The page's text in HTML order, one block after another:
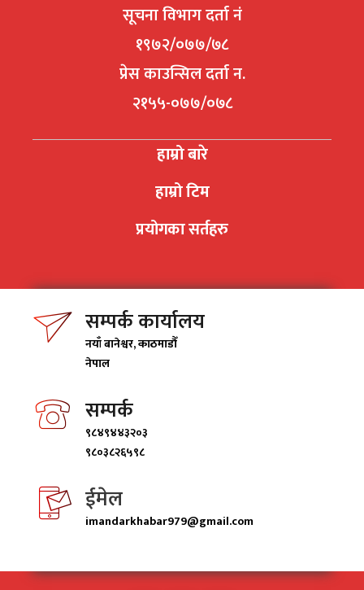
सूचना विभाग दर्ता नं
१९७२/०७७/७८
प्रेस काउन्सिल दर्ता न.
२१५५-०७७/०७८
हाम्रो बारे
हाम्रो टिम
प्रयोगका सर्तहरु
सम्पर्क कार्यालय
नयाँ बानेश्वर, काठमाडाैँ
नेपाल
सम्पर्क
९८४९४४३२०३
९८०३८२६५९८
ईमेल
imandarkhabar979@gmail.com